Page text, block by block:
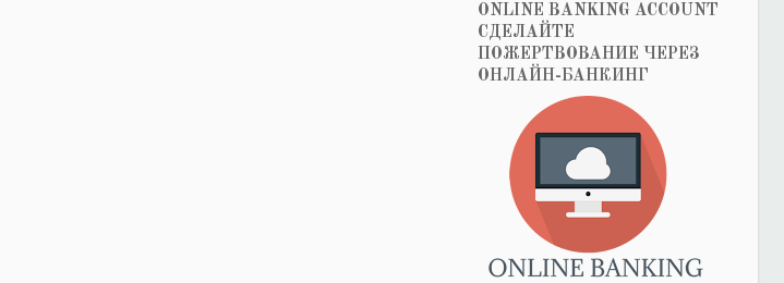
ONLINE BANKING ACCOUNT
СДЕЛАЙТЕ
ПОЖЕРТВОВАНИЕ ЧЕРЕЗ
ОНЛАЙН-БАНКИНГ